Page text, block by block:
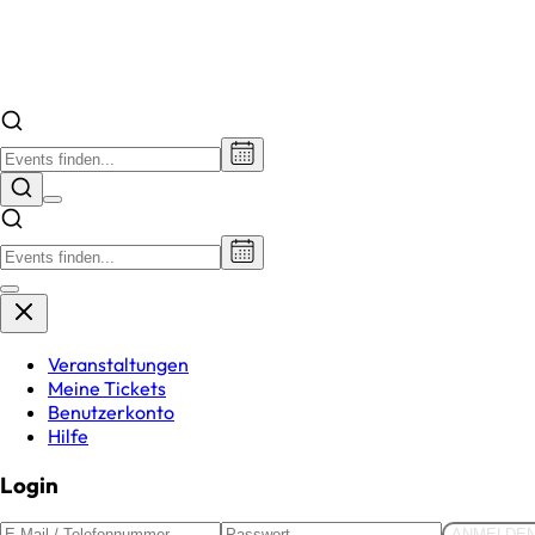
Veranstaltungen
Meine Tickets
Benutzerkonto
Hilfe
Login